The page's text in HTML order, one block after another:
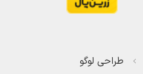
طراحی لوگو